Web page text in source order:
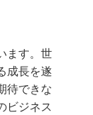
ます。世
成長を遂
待できな
ビジネス